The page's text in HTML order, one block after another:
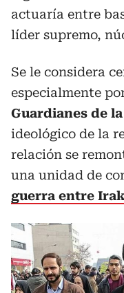
actuaría entre
líder supremo,
Se le considera
especialmente
Guardianes de
ideológico de la
relación se
una unidad de
guerra entre Irak